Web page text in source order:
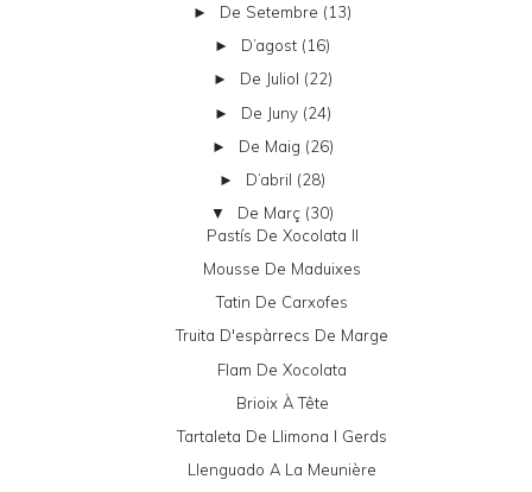
► De Setembre (13)
► D’agost (16)
► De Juliol (22)
► De Juny (24)
► De Maig (26)
► D’abril (28)
▼ De Març (30)
Pastís De Xocolata II
Mousse De Maduixes
Tatin De Carxofes
Truita D'espàrrecs De Marge
Flam De Xocolata
Brioix À Tête
Tartaleta De Llimona I Gerds
Llenguado A La Meunière